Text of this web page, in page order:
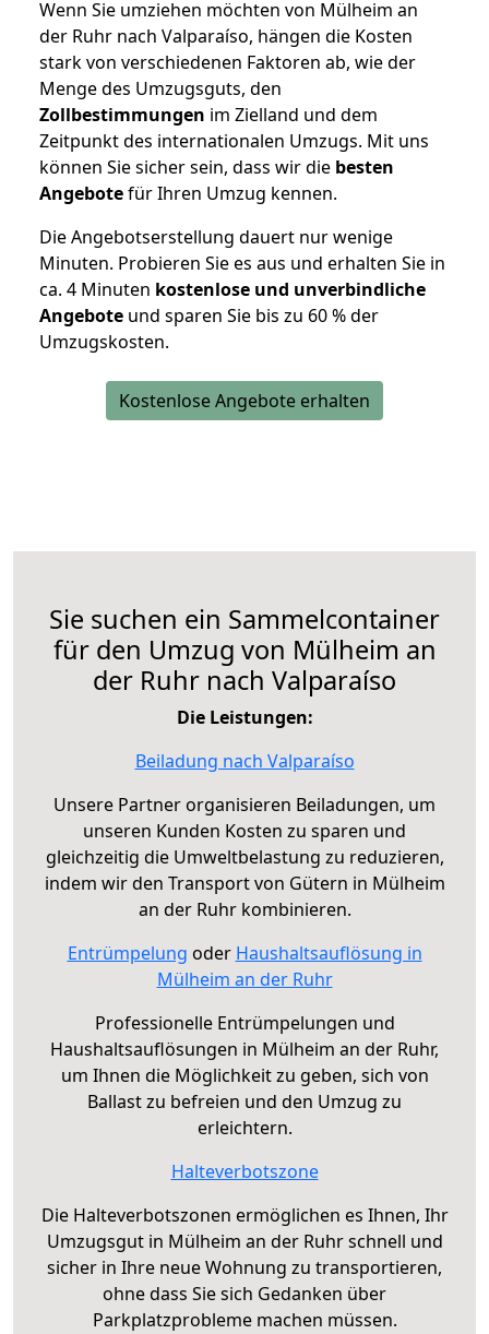
Wenn Sie umziehen möchten von Mülheim an
der Ruhr nach Valparaíso, hängen die Kosten
stark von verschiedenen Faktoren ab, wie der
Menge des Umzugsguts, den
Zollbestimmungen im Zielland und dem
Zeitpunkt des internationalen Umzugs. Mit uns
können Sie sicher sein, dass wir die besten
Angebotefür Ihren Umzug kennen.
Die Angebotserstellung dauert nur wenige
Minuten. Probieren Sie es aus und erhalten Sie in
ca. 4 Minuten kostenlose und unverbindliche
Angebote und sparen Sie bis zu 60 % der
Umzugskosten.
Kostenlose Angebote erhalten
Sie suchen ein Sammelcontainer
für den Umzug von Mülheim an
der Ruhr nach Valparaíso
Die Leistungen:
Beiladung nach Valparaíso
Unsere Partner organisieren Beiladungen, um
unseren Kunden Kosten zu sparen und
gleichzeitig die Umweltbelastung zu reduzieren,
indem wir den Transport von Gütern in Mülheim
an der Ruhr kombinieren.
Entrümpelung oder Haushaltsauflösung in
Mülheim an der Ruhr
Professionelle Entrümpelungen und
Haushaltsauflösungen in Mülheim an der Ruhr,
um Ihnen die Möglichkeit zu geben, sich von
Ballast zu befreien und den Umzug zu
erleichtern.
Halteverbotszone
Die Halteverbotszonen ermöglichen es Ihnen, Ihr
Umzugsgut in Mülheim an der Ruhr schnell und
sicher in Ihre neue Wohnung zu transportieren,
ohne dass Sie sich Gedanken über
Parkplatzprobleme machen müssen.